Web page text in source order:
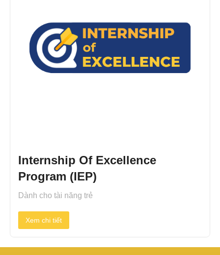
Internship Of Excellence
Program (IEP)
Dành cho tài năng trẻ
Xem chi tiết